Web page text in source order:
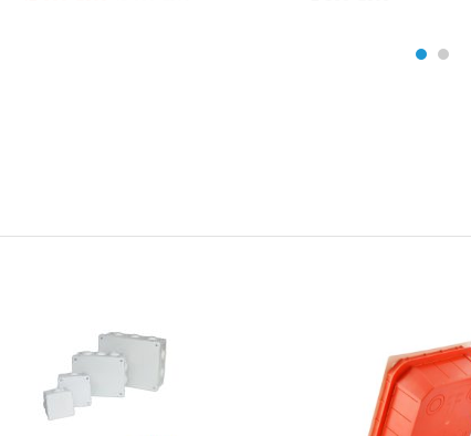
BLANC VERT ET GRIS